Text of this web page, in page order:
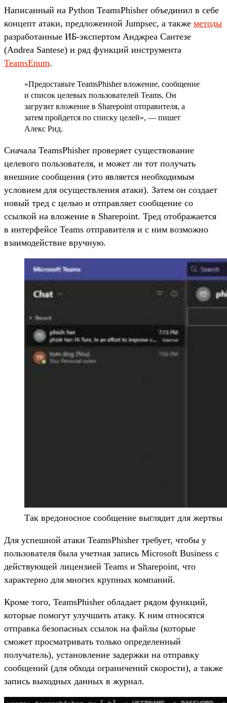
Написанный на Python TeamsPhisher объединил в себе
концепт атаки, предложенной Jumpsec, а также методы
разработанные ИБ-экспертом Анджреа Сантезе
(Andrea Santese) и ряд функций инструмента
TeamsEnum.
«Предоставьте TeamsPhisher вложение, сообщение
и список целевых пользователей Teams. Он
загрузит вложение в Sharepoint отправителя, а
затем пройдется по списку целей», — пишет
Алекс Рид.
Сначала TeamsPhisher проверяет существование
целевого пользователя, и может ли тот получать
внешние сообщения (это является необходимым
условием для осуществления атаки). Затем он создает
новый тред с целью и отправляет сообщение со
ссылкой на вложение в Sharepoint. Тред отображается
в интерфейсе Teams отправителя и с ним возможно
взаимодействие вручную.
Так вредоносное сообщение выглядит для жертвы
Для успешной атаки TeamsPhisher требует, чтобы у
пользователя была учетная запись Microsoft Business с
действующей лицензией Teams и Sharepoint, что
характерно для многих крупных компаний.
Кроме того, TeamsPhisher обладает рядом функций,
которые помогут улучшить атаку. К ним относятся
отправка безопасных ссылок на файлы (которые
сможет просматривать только определенный
получатель), установление задержки на отправку
сообщений (для обхода ограничений скорости), а также
запись выходных данных в журнал.